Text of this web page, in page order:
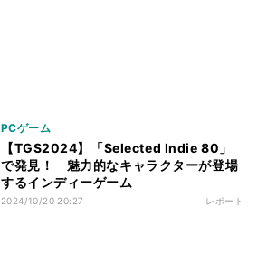
PCゲーム
【TGS2024】「Selected Indie 80」
で発見！ 魅力的なキャラクターが登場
するインディーゲーム
2024/10/20 20:27 レポート